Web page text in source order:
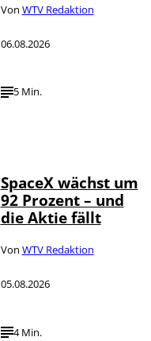
Von WTV Redaktion
06.08.2026
5 Min.
SpaceX wächst um
92 Prozent – und
die Aktie fällt
Von WTV Redaktion
05.08.2026
4 Min.